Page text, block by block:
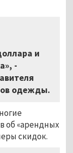
и
-
одежды.
об «арендных
скидок.